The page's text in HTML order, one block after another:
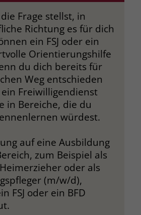
Frage stellst, in
Richtung es für dich
ein FSJ oder ein
Orientierungshilfe
du dich bereits für
Weg entschieden
Freiwilligendienst
in Bereiche, die du
würdest.
auf eine Ausbildung
zum Beispiel als
oder als
(m/w/d),
FSJ oder ein BFD
liebenau.de
die Zustände des Benutzers bei
Seitenanfragen bei.
liebenau.de
die Zustimmung des Benutzers
Opt-In
für diese Website zu speichern.
wird gewährleistet, dass
die bei späteren Besuchen
Website durchgeführt
mit derselben
verknüpft werden.
Clarity setzt dieses Cookie,
Seitenaufrufe eines Benutzers
und in einer einzigen